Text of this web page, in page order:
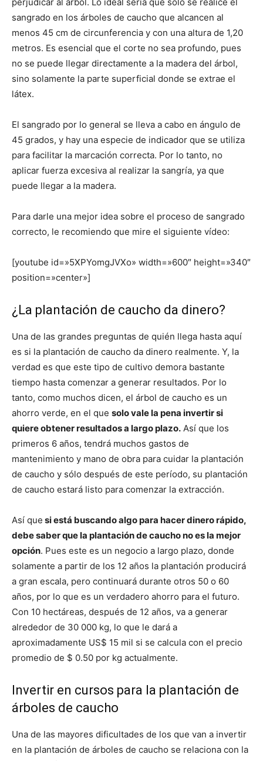
sangrado en los árboles de caucho que alcancen al
menos 45 cm de circunferencia y con una altura de 1,20
metros. Es esencial que el corte no sea profundo, pues
no se puede llegar directamente a la madera del árbol,
sino solamente la parte superficial donde se extrae el
látex.
El sangrado por lo general se lleva a cabo en ángulo de
45 grados, y hay una especie de indicador que se utiliza
para facilitar la marcación correcta. Por lo tanto, no
aplicar fuerza excesiva al realizar la sangría, ya que
puede llegar a la madera.
Para darle una mejor idea sobre el proceso de sangrado
correcto, le recomiendo que mire el siguiente vídeo:
[youtube id=»5XPYomgJVXo» width=»600″ height=»340″
position=»center»]
¿La plantación de caucho da dinero?
Una de las grandes preguntas de quién llega hasta aquí
es si la plantación de caucho da dinero realmente. Y, la
verdad es que este tipo de cultivo demora bastante
tiempo hasta comenzar a generar resultados. Por lo
tanto, como muchos dicen, el árbol de caucho es un
ahorro verde, en el que solo vale la pena invertir si
quiere obtener resultados a largo plazo. Así que los
primeros 6 años, tendrá muchos gastos de
mantenimiento y mano de obra para cuidar la plantación
de caucho y sólo después de este período, su plantación
de caucho estará listo para comenzar la extracción.
Así que si está buscando algo para hacer dinero rápido,
debe saber que la plantación de caucho no es la mejor
opción. Pues este es un negocio a largo plazo, donde
solamente a partir de los 12 años la plantación producirá
a gran escala, pero continuará durante otros 50 o 60
años, por lo que es un verdadero ahorro para el futuro.
Con 10 hectáreas, después de 12 años, va a generar
alrededor de 30 000 kg, lo que le dará a
aproximadamente US$ 15 mil si se calcula con el precio
promedio de $ 0.50 por kg actualmente.
Invertir en cursos para la plantación de
árboles de caucho
Una de las mayores dificultades de los que van a invertir
en la plantación de árboles de caucho se relaciona con la